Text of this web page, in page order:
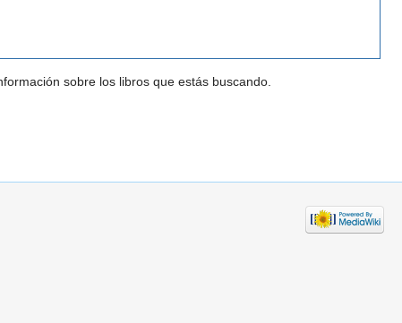
sobre los libros que estás buscando.